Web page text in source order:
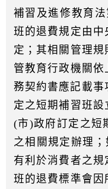
補習及進修教育
班的退費規定由
定；其相關管理
管教育行政機關
務契約書應記載事
定之短期補習班
(市)政府訂定之短
之相關規定辦理
有利於消費者之
班的退費標準會